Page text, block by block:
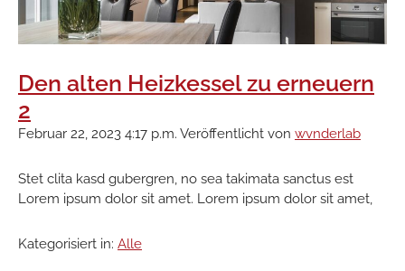
Den alten Heizkessel zu erneuern
2
Februar 22, 2023 4:17 p.m. Veröffentlicht von wvnderlab
Stet clita kasd gubergren, no sea takimata sanctus est
Lorem ipsum dolor sit amet. Lorem ipsum dolor sit amet,
Kategorisiert in: Alle